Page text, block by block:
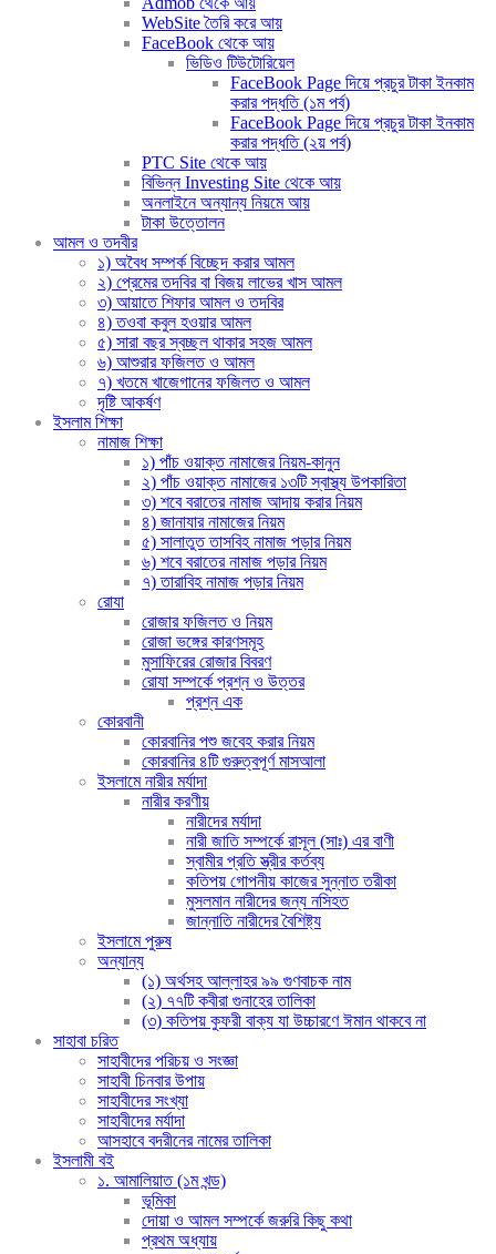
WebSite তৈরি করে আয়
FaceBook থেকে আয়
ভিডিও টিউটোরিয়েল
FaceBook Page দিয়ে প্রচুর টাকা ইনকাম
করার পদ্ধতি (১ম পর্ব)
FaceBook Page দিয়ে প্রচুর টাকা ইনকাম
করার পদ্ধতি (২য় পর্ব)
PTC Site থেকে আয়
বিভিন্ন Investing Site থেকে আয়
অনলাইনে অন্যান্য নিয়মে আয়
টাকা উত্তোলন
আমল ও তদবীর
১) অবৈধ সম্পর্ক বিচ্ছেদ করার আমল
২) প্রেমের তদবির বা বিজয় লাভের খাস আমল
৩) আয়াতে শিফার আমল ও তদবির
৪) তওবা কবুল হওয়ার আমল
৫) সারা বছর স্বচ্ছল থাকার সহজ আমল
৬) আশুরার ফজিলত ও আমল
৭) খতমে খাজেগানের ফজিলত ও আমল
দৃষ্টি আকর্ষণ
ইসলাম শিক্ষা
নামাজ শিক্ষা
১) পাঁচ ওয়াক্ত নামাজের নিয়ম-কানুন
২) পাঁচ ওয়াক্ত নামাজের ১৩টি স্বাস্থ্য উপকারিতা
৩) শবে বরাতের নামাজ আদায় করার নিয়ম
৪) জানাযার নামাজের নিয়ম
৫) সালাতুত তাসবিহ নামাজ পড়ার নিয়ম
৬) শবে বরাতের নামাজ পড়ার নিয়ম
৭) তারাবিহ নামাজ পড়ার নিয়ম
রোযা
রোজার ফজিলত ও নিয়ম
রোজা ভঙ্গের কারণসমূহ
মুসাফিরের রোজার বিবরণ
রোযা সম্পর্কে প্রশ্ন ও উত্তর
প্রশ্ন এক
কোরবানী
কোরবানির পশু জবেহ করার নিয়ম
কোরবানির ৪টি গুরুত্বপূর্ণ মাসআলা
ইসলামে নারীর মর্যাদা
নারীর করণীয়
নারীদের মর্যাদা
নারী জাতি সম্পর্কে রাসূল (সাঃ) এর বাণী
স্বামীর প্রতি স্ত্রীর কর্তব্য
কতিপয় গোপনীয় কাজের সুন্নাত তরীকা
মুসলমান নারীদের জন্য নসিহত
জান্নাতি নারীদের বৈশিষ্ট্য
ইসলামে পুরুষ
অন্যান্য
(১) অর্থসহ আল্লাহর ৯৯ গুণবাচক নাম
(২) ৭৭টি কবীরা গুনাহের তালিকা
(৩) কতিপয় কুফরী বাক্য যা উচ্চারণে ঈমান থাকবে না
সাহাবা চরিত
সাহাবীদের পরিচয় ও সংজ্ঞা
সাহাবী চিনবার উপায়
সাহাবীদের সংখ্যা
সাহাবীদের মর্যাদা
আসহাবে বদরীনের নামের তালিকা
ইসলামী বই
১. আমালিয়াত (১ম খন্ড)
ভূমিকা
দোয়া ও আমল সম্পর্কে জরুরি কিছু কথা
প্রথম অধ্যায়